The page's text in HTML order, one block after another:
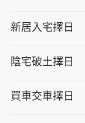
新居入宅擇日
陰宅破土擇日
買車交車擇日